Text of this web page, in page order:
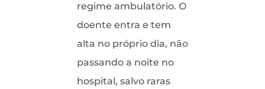
regime ambulatório. O
doente entra e tem
alta no próprio dia, não
passando a noite no
hospital, salvo raras